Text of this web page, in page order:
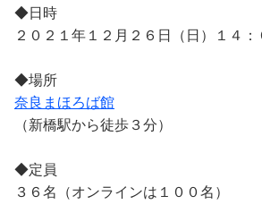
◆日時
２０２１年１２月２６日（日）１４：
◆場所
奈良まほろば館
（新橋駅から徒歩３分）
◆定員
３６名（オンラインは１００名）